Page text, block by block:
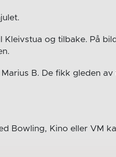
Kleivstua og tilbake. På
B. De fikk gleden av
Bowling, Kino eller VM